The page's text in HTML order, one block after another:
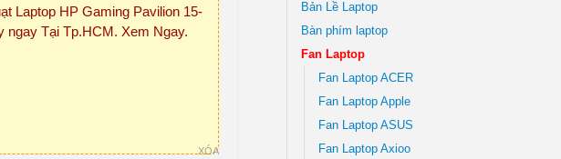
Bản Lề Laptop
Bàn phím laptop
Fan Laptop
Fan Laptop ACER
Fan Laptop Apple
Fan Laptop ASUS
Fan Laptop Axioo
Laptop HP Gaming Pavilion 15-
ngay Tại Tp.HCM. Xem Ngay.
XÓA